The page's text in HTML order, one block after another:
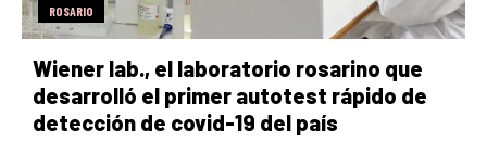
ROSARIO
Wiener lab., el laboratorio rosarino que
desarrolló el primer autotest rápido de
detección de covid-19 del país